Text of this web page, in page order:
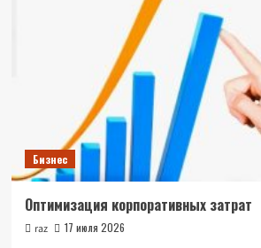
Бизнес
Оптимизация корпоративных затрат
raz 17 июля 2026